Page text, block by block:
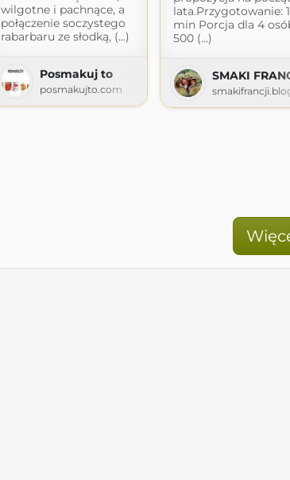
lata.Przygotowanie:
min Porcja dla 4
500 (...)
SMAKI
wilgotne i pachnące, a
połączenie soczystego
rabarbaru ze słodką, (...)
Posmakuj to
posmakujto.com